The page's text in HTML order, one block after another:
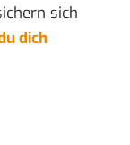
sich
dich